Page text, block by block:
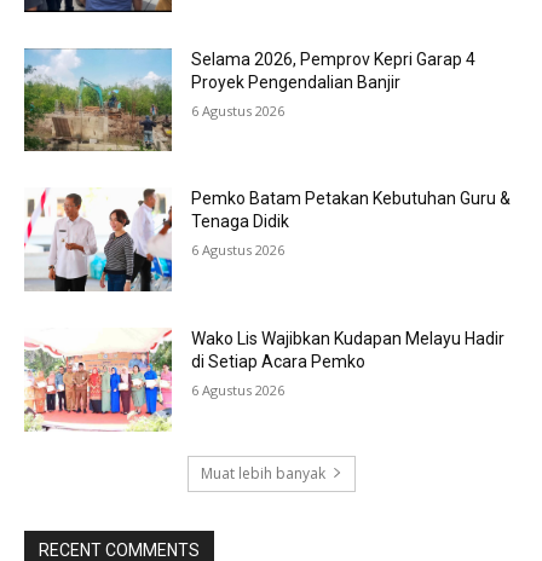
Selama 2026, Pemprov Kepri Garap 4
Proyek Pengendalian Banjir
6 Agustus 2026
Pemko Batam Petakan Kebutuhan Guru &
Tenaga Didik
6 Agustus 2026
Wako Lis Wajibkan Kudapan Melayu Hadir
di Setiap Acara Pemko
6 Agustus 2026
Muat lebih banyak
RECENT COMMENTS